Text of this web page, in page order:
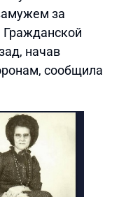
за
начав
сообщила